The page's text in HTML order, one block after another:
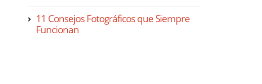
11 Consejos Fotográficos que Siempre
Funcionan